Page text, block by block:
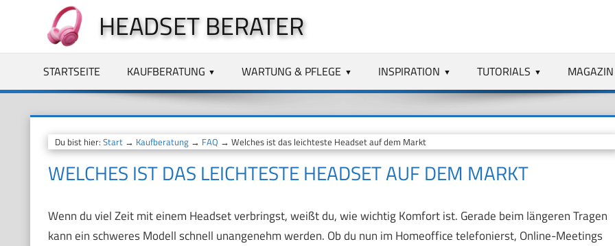
springen
HEADSET BERATER
STARTSEITE KAUFBERATUNG WARTUNG & PFLEGE INSPIRATION TUTORIALS MAGAZIN
Du bist hier: Start→ Kaufberatung→ FAQ → Welches ist das leichteste Headset auf dem Markt
WELCHES IST DAS LEICHTESTE HEADSET AUF DEM MARKT
Wenn du viel Zeit mit einem Headset verbringst, weißt du, wie wichtig Komfort ist. Gerade beim längeren Tragen
kann ein schweres Modell schnell unangenehm werden. Ob du nun im Homeoffice telefonierst, Online-Meetings